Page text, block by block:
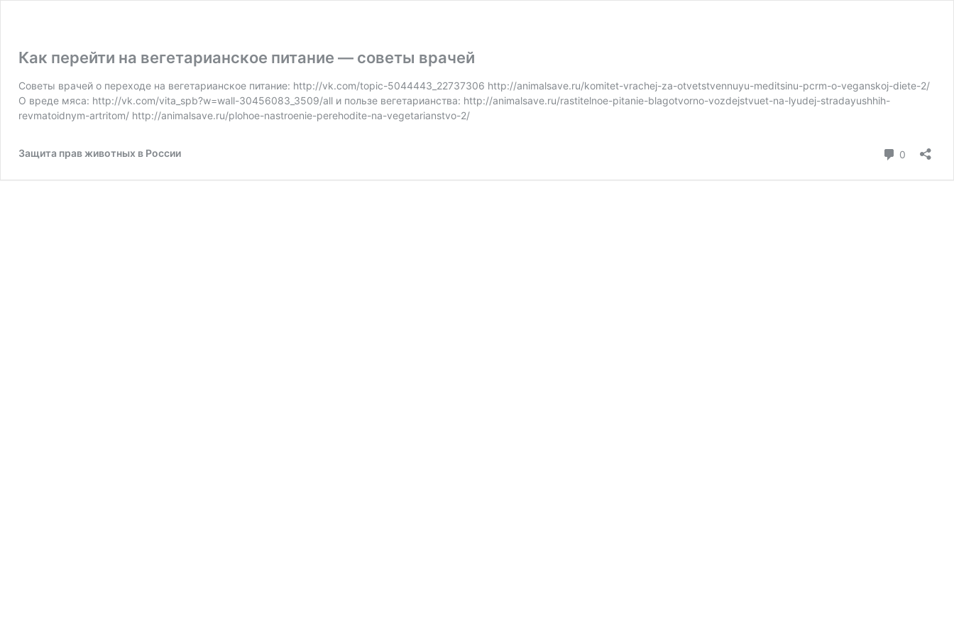
Как перейти на вегетарианское питание — советы врачей
Советы врачей о переходе на вегетарианское питание: http://vk.com/topic-5044443_22737306 http://animalsave.ru/komitet-vrachej-za-otvetstvennuyu-meditsinu-pcrm-o-veganskoj-diete-2/
О вреде мяса: http://vk.com/vita_spb?w=wall-30456083_3509/all и пользе вегетарианства: http://animalsave.ru/rastitelnoe-pitanie-blagotvorno-vozdejstvuet-na-lyudej-stradayushhih-
revmatoidnym-artritom/ http://animalsave.ru/plohoe-nastroenie-perehodite-na-vegetarianstvo-2/
Защита прав животных в России 0